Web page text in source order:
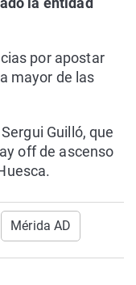
por apostar
mayor de las
Guilló, que
off de ascenso
Mérida AD